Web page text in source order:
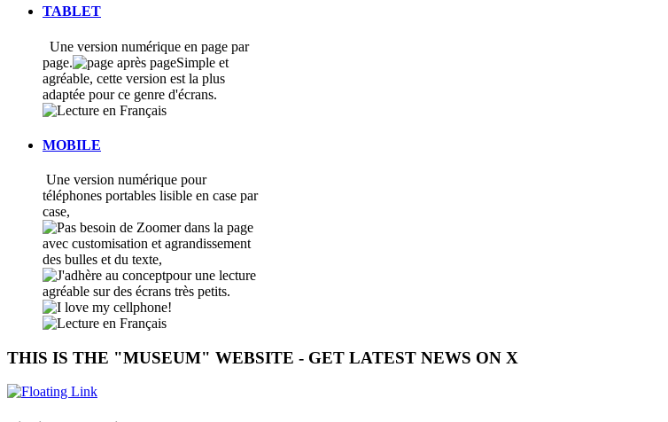
TABLET
Une version numérique en page par
page.
Simple et
agréable, cette version est la plus
adaptée pour ce genre d'écrans.
MOBILE
Une version numérique pour
téléphones portables lisible en case par
case,
avec customisation et agrandissement
des bulles et du texte,
pour une lecture
agréable sur des écrans très petits.
THIS IS THE "MUSEUM" WEBSITE - GET LATEST NEWS ON X